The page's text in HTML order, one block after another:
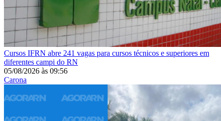
Cursos IFRN abre 241 vagas para cursos técnicos e superiores em
diferentes campi do RN
05/08/2026 às 09:56
Carona